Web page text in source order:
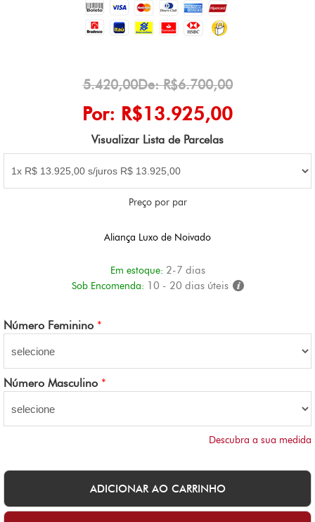
5.420,00De: R$6.700,00
Por: R$13.925,00
Visualizar Lista de Parcelas
Preço por par
Aliança Luxo de Noivado
Em estoque: 2-7 dias
Sob Encomenda: 10 - 20 dias úteis
Número Feminino *
Número Masculino *
Descubra a sua medida